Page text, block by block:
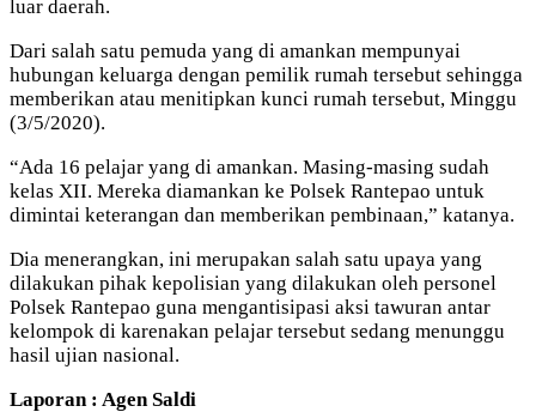
luar daerah.
Dari salah satu pemuda yang di amankan mempunyai
hubungan keluarga dengan pemilik rumah tersebut sehingga
memberikan atau menitipkan kunci rumah tersebut, Minggu
(3/5/2020).
“Ada 16 pelajar yang di amankan. Masing-masing sudah
kelas XII. Mereka diamankan ke Polsek Rantepao untuk
dimintai keterangan dan memberikan pembinaan,” katanya.
Dia menerangkan, ini merupakan salah satu upaya yang
dilakukan pihak kepolisian yang dilakukan oleh personel
Polsek Rantepao guna mengantisipasi aksi tawuran antar
kelompok di karenakan pelajar tersebut sedang menunggu
hasil ujian nasional.
Laporan : Agen Saldi